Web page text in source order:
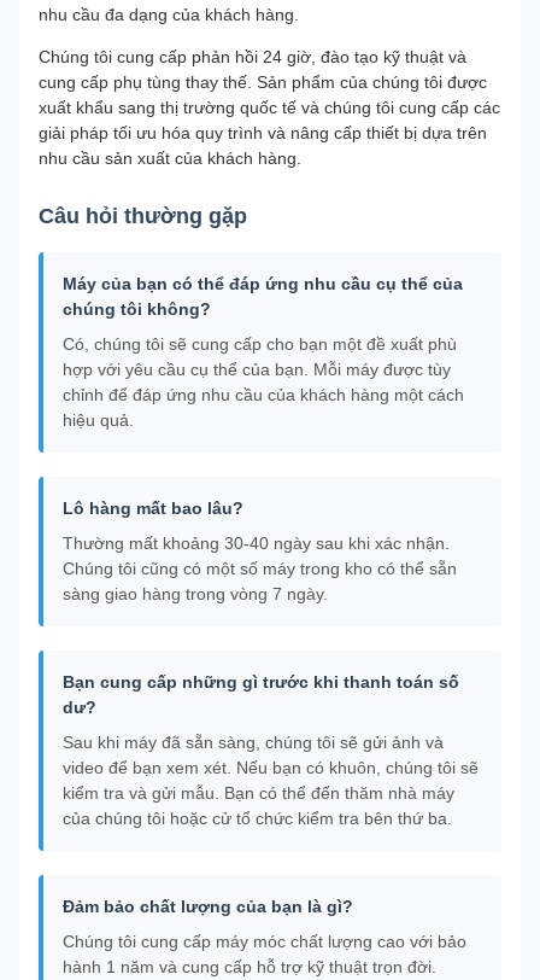
nhu cầu đa dạng của khách hàng.
Chúng tôi cung cấp phản hồi 24 giờ, đào tạo kỹ thuật và
cung cấp phụ tùng thay thế. Sản phẩm của chúng tôi được
xuất khẩu sang thị trường quốc tế và chúng tôi cung cấp các
giải pháp tối ưu hóa quy trình và nâng cấp thiết bị dựa trên
nhu cầu sản xuất của khách hàng.
Câu hỏi thường gặp
Máy của bạn có thể đáp ứng nhu cầu cụ thể của
chúng tôi không?
Có, chúng tôi sẽ cung cấp cho bạn một đề xuất phù
hợp với yêu cầu cụ thể của bạn. Mỗi máy được tùy
chỉnh để đáp ứng nhu cầu của khách hàng một cách
hiệu quả.
Lô hàng mất bao lâu?
Thường mất khoảng 30-40 ngày sau khi xác nhận.
Chúng tôi cũng có một số máy trong kho có thể sẵn
sàng giao hàng trong vòng 7 ngày.
Bạn cung cấp những gì trước khi thanh toán số
dư?
Sau khi máy đã sẵn sàng, chúng tôi sẽ gửi ảnh và
video để bạn xem xét. Nếu bạn có khuôn, chúng tôi sẽ
kiểm tra và gửi mẫu. Bạn có thể đến thăm nhà máy
của chúng tôi hoặc cử tổ chức kiểm tra bên thứ ba.
Đảm bảo chất lượng của bạn là gì?
Chúng tôi cung cấp máy móc chất lượng cao với bảo
hành 1 năm và cung cấp hỗ trợ kỹ thuật trọn đời.